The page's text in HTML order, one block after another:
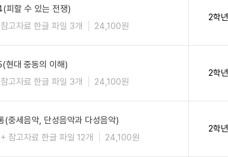
피할 수 있는 전쟁)
고자료 한글 파일 3개 24,100원
2학년
현대 중동의 이해)
고자료 한글 파일 3개 24,100원
2학년
(중세음악, 단성음악과 다성음악)
참고자료 한글 파일 12개 24,100원
2학년